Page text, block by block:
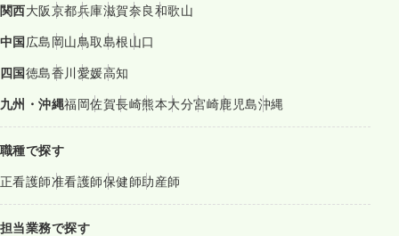
関西大阪京都兵庫滋賀奈良和歌山
中国広島岡山鳥取島根山口
四国徳島香川愛媛高知
九州・沖縄福岡佐賀長崎熊本大分宮崎鹿児島沖縄
職種で探す
正看護師准看護師保健師助産師
担当業務で探す